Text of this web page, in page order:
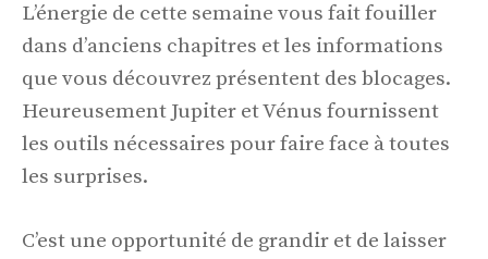
L’énergie de cette semaine vous fait fouiller
dans d’anciens chapitres et les informations
que vous découvrez présentent des blocages.
Heureusement Jupiter et Vénus fournissent
les outils nécessaires pour faire face à toutes
les surprises.
C’est une opportunité de grandir et de laisser